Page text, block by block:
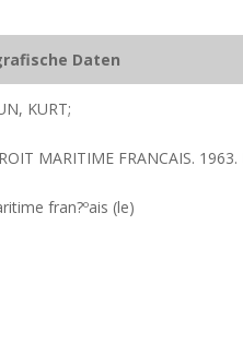
Daten
KURT;
MARITIME FRANCAIS. 1963.
fran?ºais (le)